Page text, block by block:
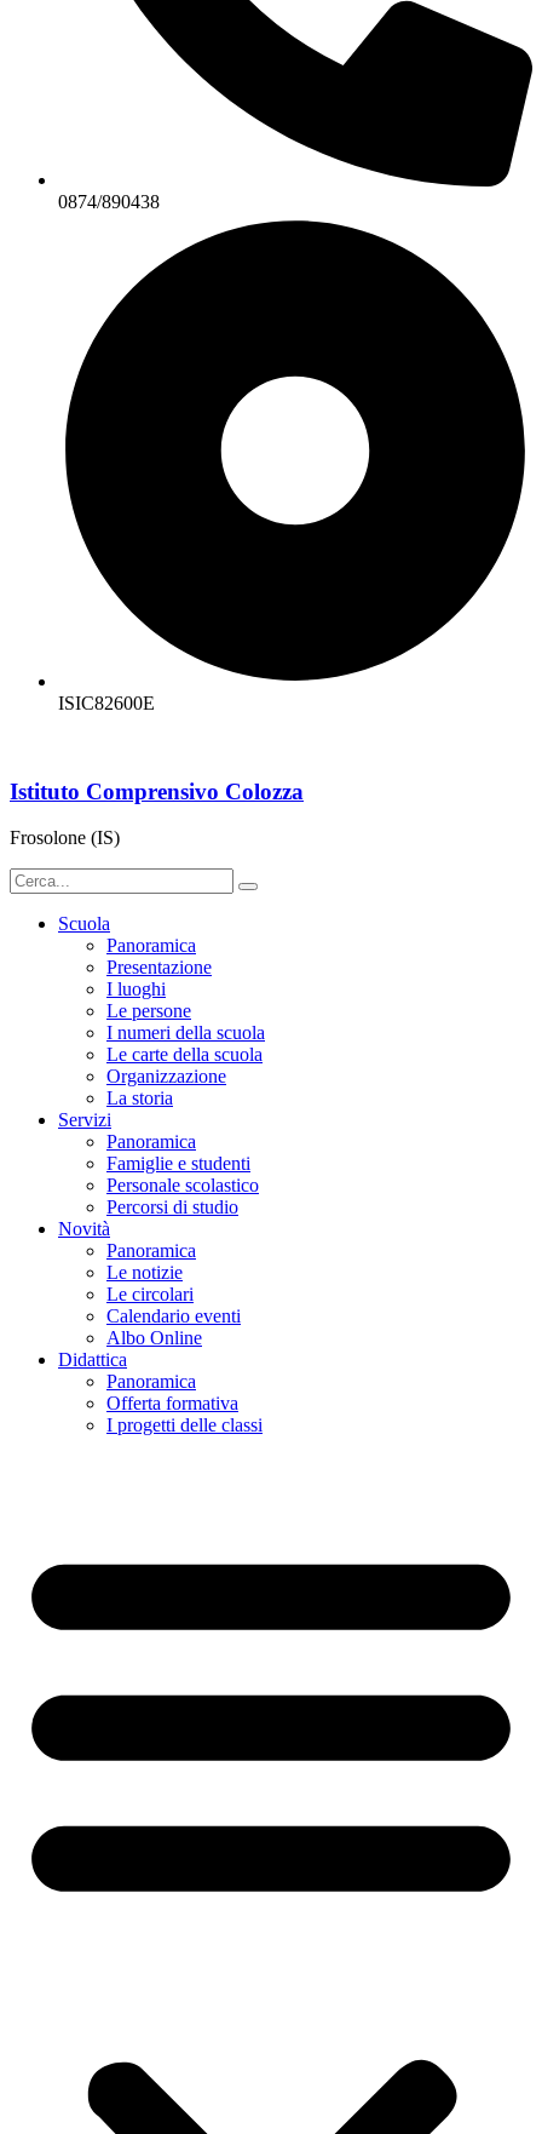
0874/890438
ISIC82600E
Istituto Comprensivo Colozza
Frosolone (IS)
Scuola
Panoramica
Presentazione
I luoghi
Le persone
I numeri della scuola
Le carte della scuola
Organizzazione
La storia
Servizi
Panoramica
Famiglie e studenti
Personale scolastico
Percorsi di studio
Novità
Panoramica
Le notizie
Le circolari
Calendario eventi
Albo Online
Didattica
Panoramica
Offerta formativa
I progetti delle classi